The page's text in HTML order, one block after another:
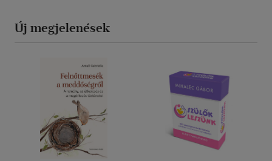
Új megjelenések